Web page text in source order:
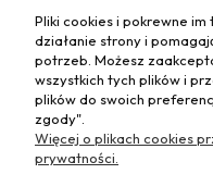
MAPA STRONY
INFORMACJE
Pliki cookies i pokrewne
działanie strony i
potrzeb. Możesz
wszystkich tych plików i
plików do swoich
zgody".
Więcej o plikach cookies
prywatności.